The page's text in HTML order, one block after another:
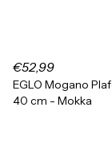
€52,99
EGLO Mogano
40 cm - Mokka